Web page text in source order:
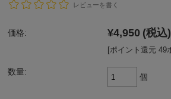
レビューを書く
価格: ¥4,950 (税込)
[ポイント還元 49
数量:
個